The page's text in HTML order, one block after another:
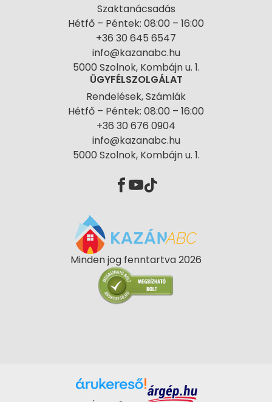
Szaktanácsadás
Hétfő – Péntek: 08:00 – 16:00
+36 30 645 6547
info@kazanabc.hu
5000 Szolnok, Kombájn u. 1.
ÜGYFÉLSZOLGÁLAT
Rendelések, Számlák
Hétfő – Péntek: 08:00 – 16:00
+36 30 676 0904
info@kazanabc.hu
5000 Szolnok, Kombájn u. 1.
Minden jog fenntartva 2026